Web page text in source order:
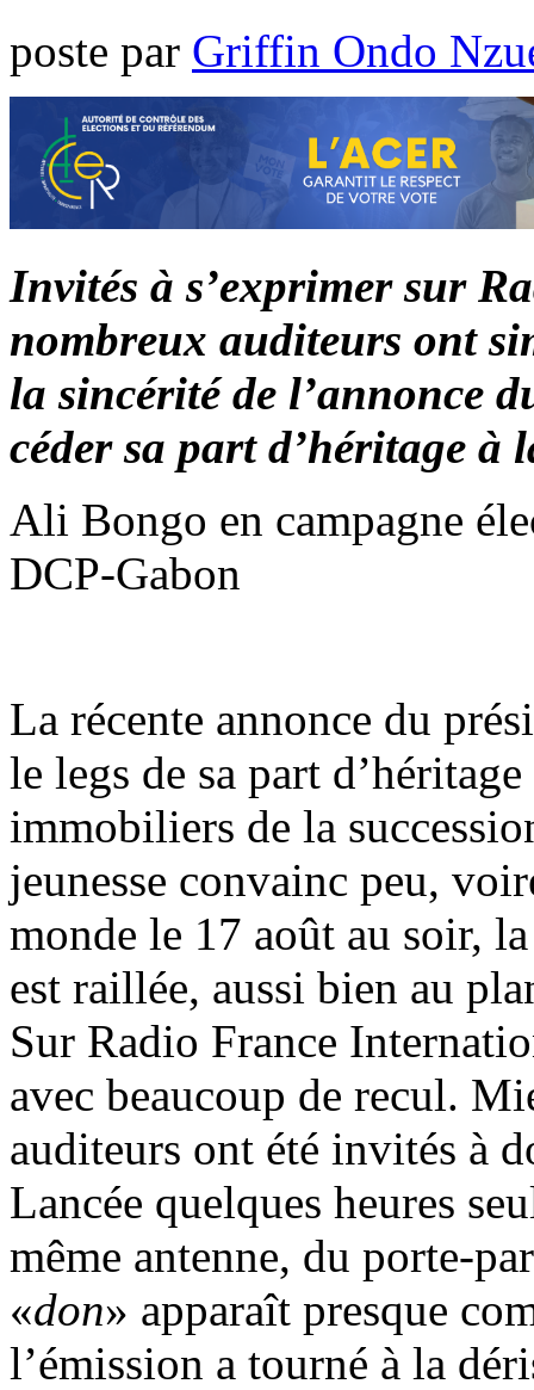
poste par Griffin Ondo
Invités à s’exprimer sur
nombreux auditeurs ont
la sincérité de l’annonce
céder sa part d’héritage à
Ali Bongo en campagne
DCP-Gabon
La récente annonce du
le legs de sa part
immobiliers de la
jeunesse convainc peu,
monde le 17 août au soir,
est raillée, aussi bien au
Sur Radio France
avec beaucoup de recul.
auditeurs ont été invités à
Lancée quelques heures
même antenne, du porte-
«don» apparaît presque
l’émission a tourné à la